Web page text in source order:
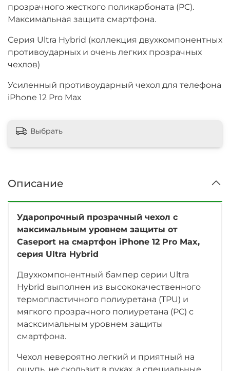
прозрачного жесткого поликарбоната (PC).
Максимальная защита смартфона.
Серия Ultra Hybrid (коллекция двухкомпонентных
противоударных и очень легких прозрачных
чехлов)
Усиленный противоударный чехол для телефона
iPhone 12 Pro Max
Выбрать
Описание
Ударопрочный прозрачный чехол с
максимальным уровнем защиты от
Caseport на смартфон iPhone 12 Pro Max,
серия Ultra Hybrid
Двухкомпонентный бампер серии Ultra
Hybrid выполнен из высококачественного
термопластичного полиуретана (TPU) и
мягкого прозрачного полиуретана (PC) с
масксимальным уровнем защиты
смартфона.
Чехол невероятно легкий и приятный на